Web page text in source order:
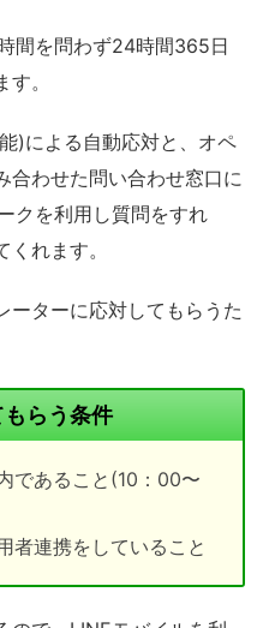
間を問わず24時間365日
。
)による自動応対と、オペ
合わせた問い合わせ窓口に
クを利用し質問をすれ
れます。
ーターに応対してもらうた
らう条件
であること(10：00〜
者連携をしていること